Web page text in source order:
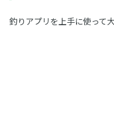
釣りアプリを上手に使って